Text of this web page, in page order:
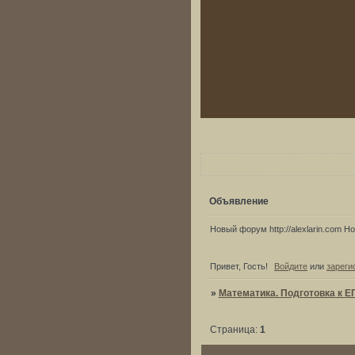
Объявление
Новый форум http://alexlarin.com
Привет, Гость! Войдите или
» Математика. Подготовка к
Страница: 1